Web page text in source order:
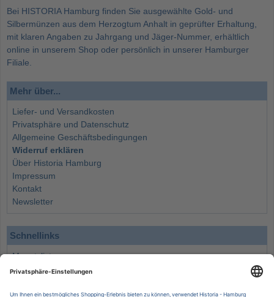
Bei HISTORIA Hamburg finden Sie ausgewählte Gold- und
Silbermünzen aus dem Herzogtum Anhalt in geprüfter Erhaltung,
mit klaren Angaben zu Jahrgang und Jäger-Nummer, erhältlich
online in unserem Shop oder persönlich in unserer Hamburger
Filiale.
Mehr über...
Liefer- und Versandkosten
Privatsphäre und Datenschutz
Allgemeine Geschäftsbedingungen
Widerruf erklären
Über Historia Hamburg
Impressum
Kontakt
Newsletter
Schnellinks
Monatsliste
Angebote
Wissenswertes